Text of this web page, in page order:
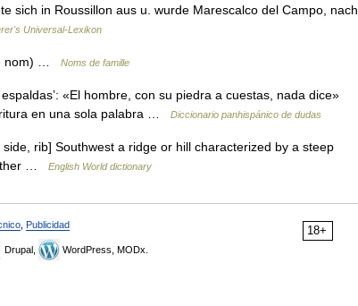
sich in Roussillon aus u. wurde Marescalco del Campo, nach
Universal-Lexikon
nom) … Noms de famille
«El hombre, con su piedra a cuestas, nada dice»
en una sola palabra …
Diccionario panhispánico de dudas
rib] Southwest a ridge or hill characterized by a steep
…
English World dictionary
18+
Publicidad
Drupal, WordPress, MODx.